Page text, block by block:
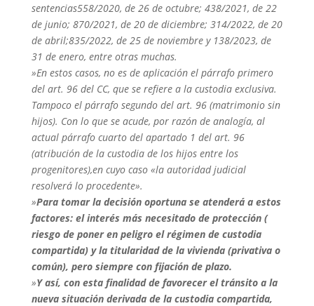
sentencias558/2020, de 26 de octubre; 438/2021, de 22
de junio; 870/2021, de 20 de diciembre; 314/2022, de 20
de abril;835/2022, de 25 de noviembre y 138/2023, de
31 de enero, entre otras muchas.
»En estos casos, no es de aplicación el párrafo primero
del art. 96 del CC, que se refiere a la custodia exclusiva.
Tampoco el párrafo segundo del art. 96 (matrimonio sin
hijos). Con lo que se acude, por razón de analogía, al
actual párrafo cuarto del apartado 1 del art. 96
(atribución de la custodia de los hijos entre los
progenitores),en cuyo caso «la autoridad judicial
resolverá lo procedente».
»Para tomar la decisión oportuna se atenderá a estos
factores: el interés más necesitado de protección (
riesgo de poner en peligro el régimen de custodia
compartida) y la titularidad de la vivienda (privativa o
común), pero siempre con fijación de plazo.
»Y así, con esta finalidad de favorecer el tránsito a la
nueva situación derivada de la custodia compartida,